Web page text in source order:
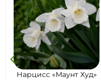
Нарцисс «Маунт Худ»